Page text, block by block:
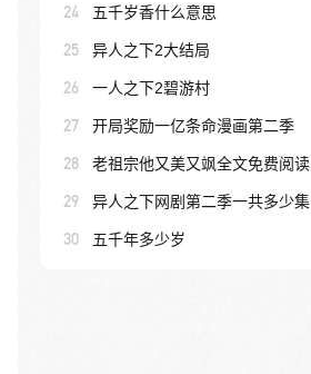
24 五千岁香什么意思
25 异人之下2大结局
26 一人之下2碧游村
27 开局奖励一亿条命漫画第二季
28 老祖宗他又美又飒全文免费阅读
29 异人之下网剧第二季一共多少集
30 五千年多少岁